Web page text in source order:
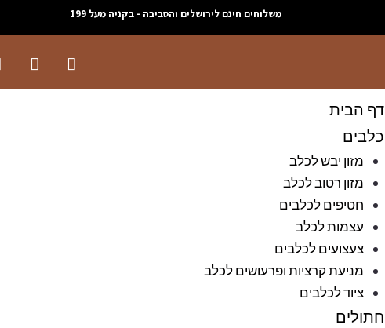
משלוחים חינם לירושלים והסביבה - בקניה מעל 199
דף הבית
כלבים
מזון יבש לכלב
מזון רטוב לכלב
חטיפים לכלבים
עצמות לכלב
צעצועים לכלבים
מניעת קרציות ופרעושים לכלב
ציוד לכלבים
חתולים